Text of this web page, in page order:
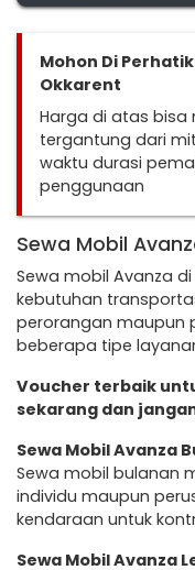
Mohon Di
Okkarent
Harga di atas bisa
tergantung dari
waktu durasi
penggunaan
Sewa Mobil
Sewa mobil Avanza
kebutuhan
perorangan maupun
beberapa tipe
Voucher terbaik
sekarang dan
Sewa Mobil Avanza
Sewa mobil bulanan
individu maupun
kendaraan untuk
Sewa Mobil Avanza